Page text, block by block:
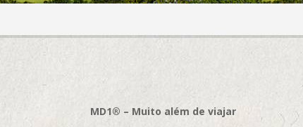
MD1® – Muito além de viajar